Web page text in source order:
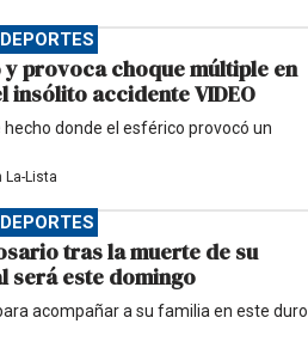
DEPORTES
provoca choque múltiple en
insólito accidente VIDEO
donde el esférico provocó un
La-Lista
DEPORTES
tras la muerte de su
será este domingo
acompañar a su familia en este duro